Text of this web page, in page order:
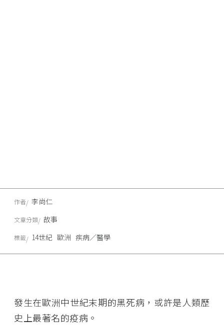
發生在歐洲中世紀末期的黑死病，或許是人類歷
史上最著名的疫病。
作者 李尚仁
文章分類 故事
標籤 14世紀 歐洲 疾病／醫學